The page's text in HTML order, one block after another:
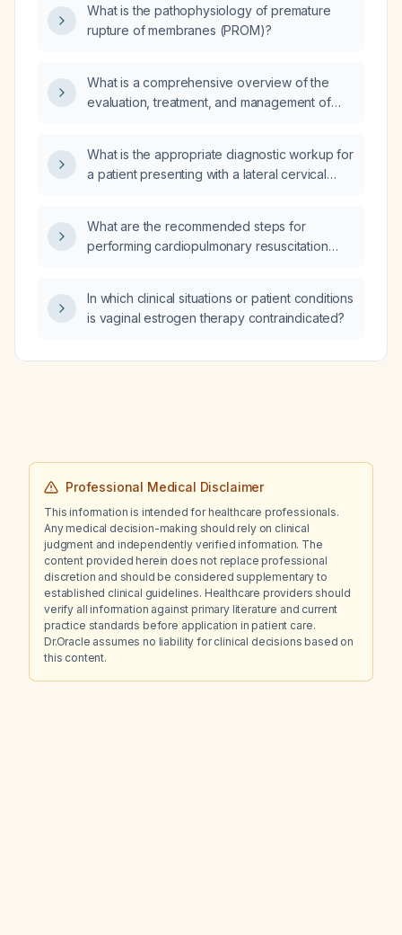
What is the pathophysiology of premature
rupture of membranes (PROM)?
What is a comprehensive overview of the
evaluation, treatment, and management of
What is the appropriate diagnostic workup for
a patient presenting with a lateral cervical
What are the recommended steps for
performing cardiopulmonary resuscitation
In which clinical situations or patient conditions
is vaginal estrogen therapy contraindicated?
Professional Medical Disclaimer
This information is intended for healthcare professionals.
Any medical decision-making should rely on clinical
judgment and independently verified information. The
content provided herein does not replace professional
discretion and should be considered supplementary to
established clinical guidelines. Healthcare providers should
verify all information against primary literature and current
practice standards before application in patient care.
Dr.Oracle assumes no liability for clinical decisions based on
this content.